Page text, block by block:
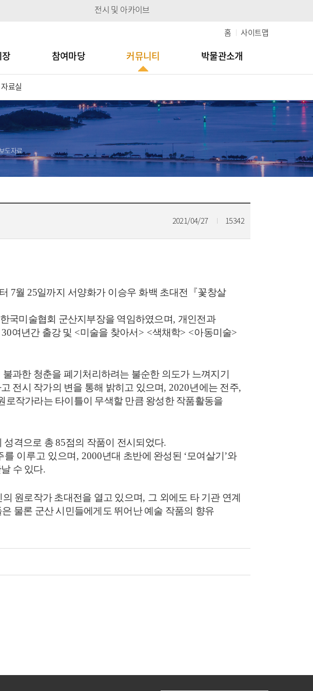
전시 및 아카이브
홈 사이트맵
참여마당 커뮤니티 박물관소개
자료실
도자료
2021/04/27 15342
7월 25일까지 서양화가 이승우 화백 초대전 『꽃창살
국미술협회 군산지부장을 역임하였으며, 개인전과
30여년간 출강 및 <미술을 찾아서 > <색채학> <아동미술>
과한 청춘을 폐기처리하려는 불순한 의도가 느껴지기
전시 작가의 변을 통해 밝히고 있으며, 2020년에는 전주,
로작가라는 타이틀이 무색할 만큼 왕성한 작품활동을
성격으로 총85점의 작품이 전시되었다.
이루고 있으며 , 2000년대 초반에 완성된 ‘모여살기 ’와
수 있다.
원로작가 초대전을 열고 있으며, 그 외에도 타 기관 연계
물론 군산 시민들에게도 뛰어난 예술 작품의 향유